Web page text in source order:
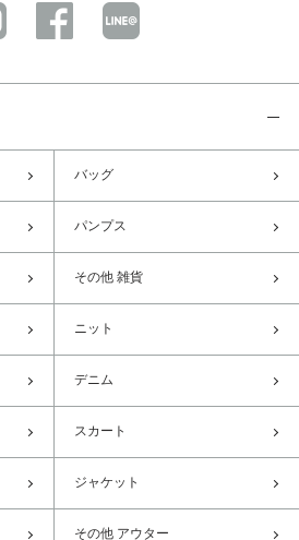
バッグ
パンプス
その他 雑貨
ニット
デニム
スカート
ジャケット
その他 アウター